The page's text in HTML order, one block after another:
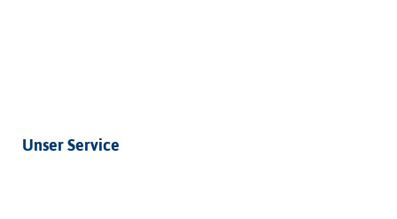
Unser Service